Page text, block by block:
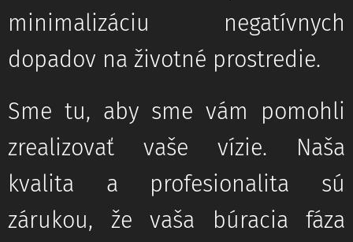
minimalizáciu negatívnych
dopadov na životné prostredie.
Sme tu, aby sme vám pomohli
zrealizovať vaše vízie. Naša
kvalita a profesionalita sú
zárukou, že vaša búracia fáza